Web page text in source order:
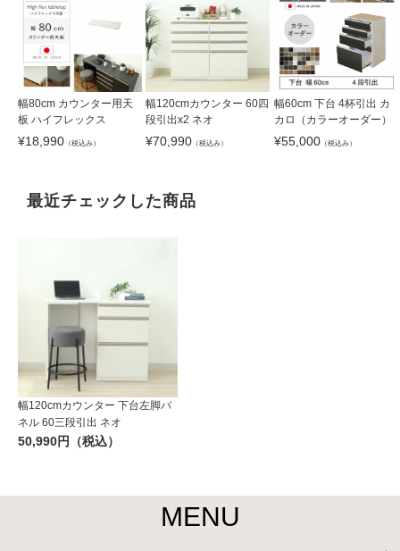
幅80cm カウンター用天
板 ハイフレックス
¥18,990 （税込み）
幅120cmカウンター 60四
段引出x2 ネオ
¥70,990 （税込み）
幅60cm 下台 4杯引出 カ
カロ（カラーオーダー）
¥55,000（税込み）
最近チェックした商品
幅120cmカウンター 下台左脚パ
ネル 60三段引出 ネオ
50,990円（税込）
MENU